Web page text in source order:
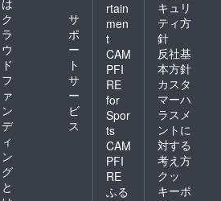
は
ク
ラ
ウ
ド
フ
ァ
ン
デ
ィ
ン
グ
と
サ
ポ
ー
ト
サ
ー
ビ
ス
rtain
men
t
CAM
PFI
RE
for
Spor
ts
CAM
PFI
RE
ふる
キュリ
ティ方
針
反社基
本方針
カスタ
マーハ
ラスメ
ントに
対する
考え方
クッ
キーポ